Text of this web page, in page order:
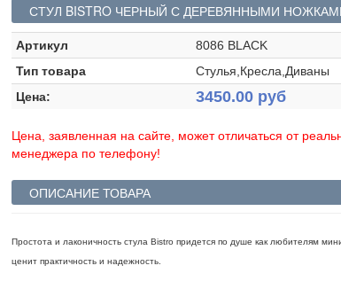
СТУЛ BISTRO ЧЕРНЫЙ С ДЕРЕВЯННЫМИ
Артикул
8086 BLACK
Тип товара
Стулья,Кресла,Диваны
Цена:
3450.00 руб
Цена, заявленная на сайте, может отличаться от
менеджера по телефону!
ОПИСАНИЕ ТОВАРА
Простота и лаконичность стула Bistro придется по душе как любителям
ценит практичность и надежность.